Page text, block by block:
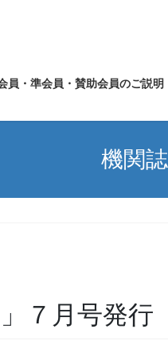
員・準会員・賛助会員のご説明
機関誌
７月号発行